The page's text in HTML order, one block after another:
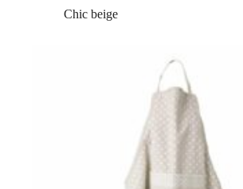
Chic beige